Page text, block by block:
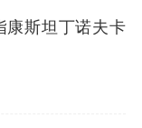
康斯坦丁诺夫卡